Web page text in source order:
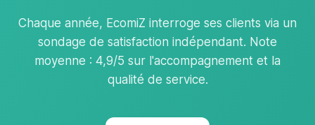
Chaque année, EcomiZ interroge ses clients via un
sondage de satisfaction indépendant. Note
moyenne : 4,9/5 sur l'accompagnement et la
qualité de service.